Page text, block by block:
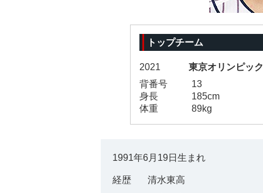
トップチーム
2021
東京オリンピック
背番号
13
身長
185cm
体重
89kg
1991年6月19日生まれ
経歴
清水東高